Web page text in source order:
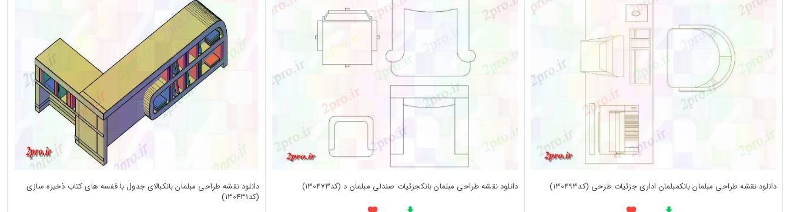
دانلود نقشه طراحی مبلمان بانکمبلمان اداری جزئیات طرحی (کد130493) دانلود نقشه طراحی مبلمان بانکجزئیات صندلی مبلمان د (کد130473)
دانلود نقشه طراحی مبلمان بانکبالای جدول با قفسه های کتاب ذخیره سازی
(کد130431)